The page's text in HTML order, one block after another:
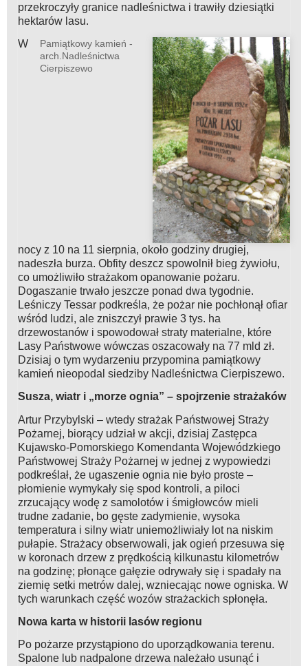
przekroczyły granice nadleśnictwa i trawiły dziesiątki
hektarów lasu.
Pamiątkowy kamień -
arch.Nadleśnictwa
Cierpiszewo
W
nocy z 10 na 11 sierpnia, około godziny drugiej,
nadeszła burza. Obfity deszcz spowolnił bieg żywiołu,
co umożliwiło strażakom opanowanie pożaru.
Dogaszanie trwało jeszcze ponad dwa tygodnie.
Leśniczy Tessar podkreśla, że pożar nie pochłonął ofiar
wśród ludzi, ale zniszczył prawie 3 tys. ha
drzewostanów i spowodował straty materialne, które
Lasy Państwowe wówczas oszacowały na 77 mld zł.
Dzisiaj o tym wydarzeniu przypomina pamiątkowy
kamień nieopodal siedziby Nadleśnictwa Cierpiszewo.
Susza, wiatr i „morze ognia” – spojrzenie strażaków
Artur Przybylski – wtedy strażak Państwowej Straży
Pożarnej, biorący udział w akcji, dzisiaj Zastępca
Kujawsko-Pomorskiego Komendanta Wojewódzkiego
Państwowej Straży Pożarnej w jednej z wypowiedzi
podkreślał, że ugaszenie ognia nie było proste –
płomienie wymykały się spod kontroli, a piloci
zrzucający wodę z samolotów i śmigłowców mieli
trudne zadanie, bo gęste zadymienie, wysoka
temperatura i silny wiatr uniemożliwiały lot na niskim
pułapie. Strażacy obserwowali, jak ogień przesuwa się
w koronach drzew z prędkością kilkunastu kilometrów
na godzinę; płonące gałęzie odrywały się i spadały na
ziemię setki metrów dalej, wzniecając nowe ogniska. W
tych warunkach część wozów strażackich spłonęła.
Nowa karta w historii lasów regionu
Po pożarze przystąpiono do uporządkowania terenu.
Spalone lub nadpalone drzewa należało usunąć i